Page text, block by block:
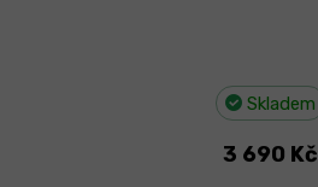
Skladem
3 690 Kč